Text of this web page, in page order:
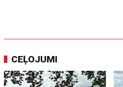
CEĻOJUMI